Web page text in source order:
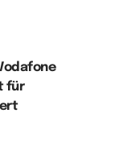
für